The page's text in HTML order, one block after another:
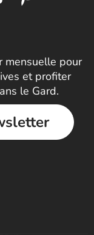
mensuelle pour
et profiter
le Gard.